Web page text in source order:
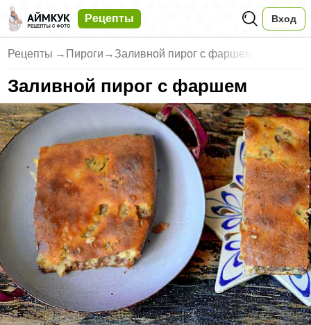
Рецепты Вход
Рецепты → Пироги → Заливной пирог с фаршем
Заливной пирог с фаршем